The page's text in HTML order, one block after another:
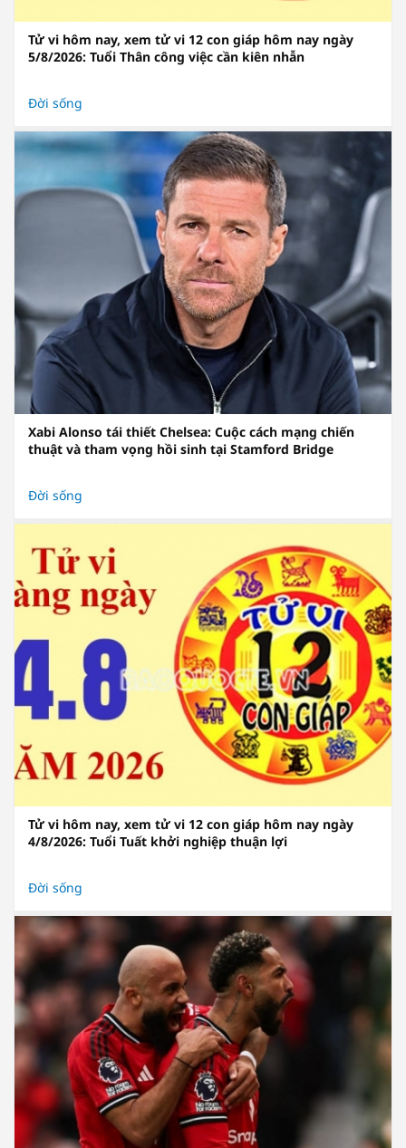
Tử vi hôm nay, xem tử vi 12 con giáp hôm nay ngày
5/8/2026: Tuổi Thân công việc cần kiên nhẫn
Đời sống
Xabi Alonso tái thiết Chelsea: Cuộc cách mạng chiến
thuật và tham vọng hồi sinh tại Stamford Bridge
Đời sống
Tử vi hôm nay, xem tử vi 12 con giáp hôm nay ngày
4/8/2026: Tuổi Tuất khởi nghiệp thuận lợi
Đời sống